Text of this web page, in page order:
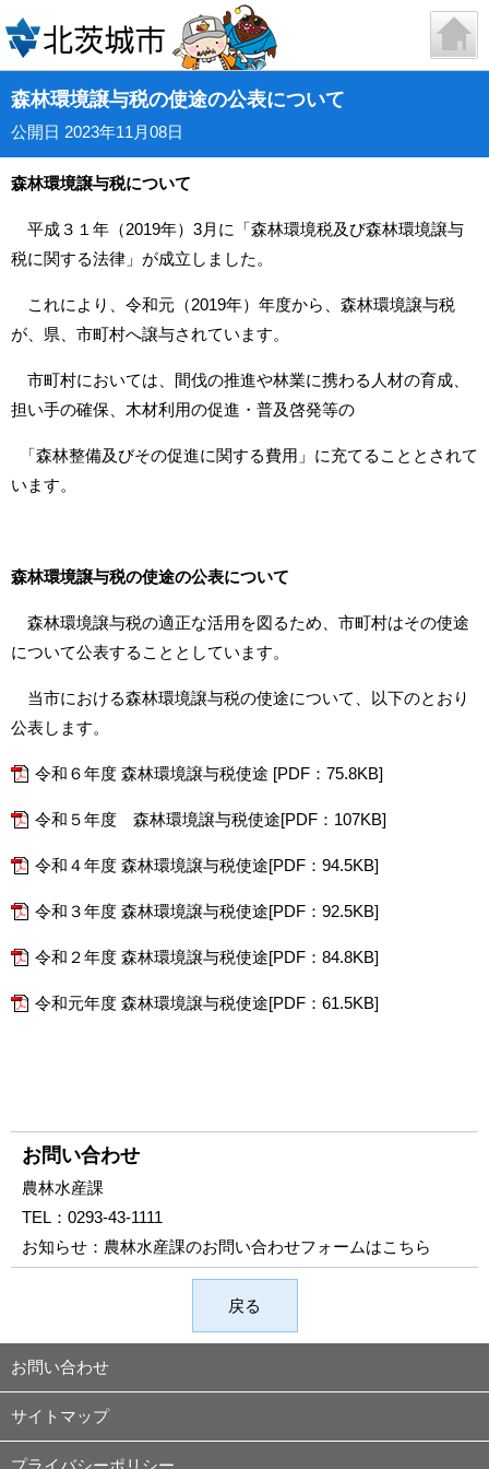
森林環境譲与税の使途の公表について
公開日 2023年11月08日
森林環境譲与税について
平成３１年（2019年）3月に「森林環境税及び森林環境譲与
税に関する法律」が成立しました。
これにより、令和元（2019年）年度から、森林環境譲与税
が、県、市町村へ譲与されています。
市町村においては、間伐の推進や林業に携わる人材の育成、
担い手の確保、木材利用の促進・普及啓発等の
「森林整備及びその促進に関する費用」に充てることとされて
います。
森林環境譲与税の使途の公表について
森林環境譲与税の適正な活用を図るため、市町村はその使途
について公表することとしています。
当市における森林環境譲与税の使途について、以下のとおり
公表します。
令和６年度 森林環境譲与税使途 [PDF：75.8KB]
令和５年度 森林環境譲与税使途[PDF：107KB]
令和４年度 森林環境譲与税使途[PDF：94.5KB]
令和３年度 森林環境譲与税使途[PDF：92.5KB]
令和２年度 森林環境譲与税使途[PDF：84.8KB]
令和元年度 森林環境譲与税使途[PDF：61.5KB]
お問い合わせ
農林水産課
TEL： 0293-43-1111
お知らせ： 農林水産課のお問い合わせフォームはこちら
戻る
お問い合わせ
サイトマップ
プライバシーポリシー